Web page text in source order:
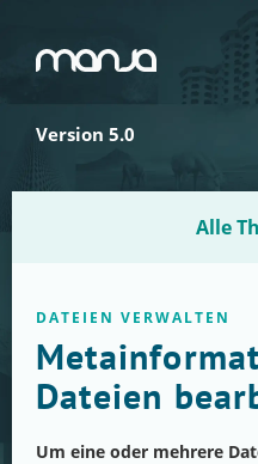
Navigation
Version 5.0
Alle
DATEIEN VERWALTEN
Dateien
Um eine oder mehrere